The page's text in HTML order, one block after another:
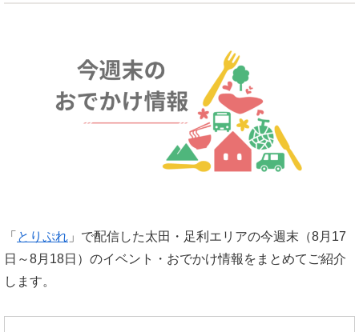
「 とりぷれ 」で配信した太田・足利エリアの今週末（8月17
日～8月18日）のイベント・おでかけ情報をまとめてご紹介
します。